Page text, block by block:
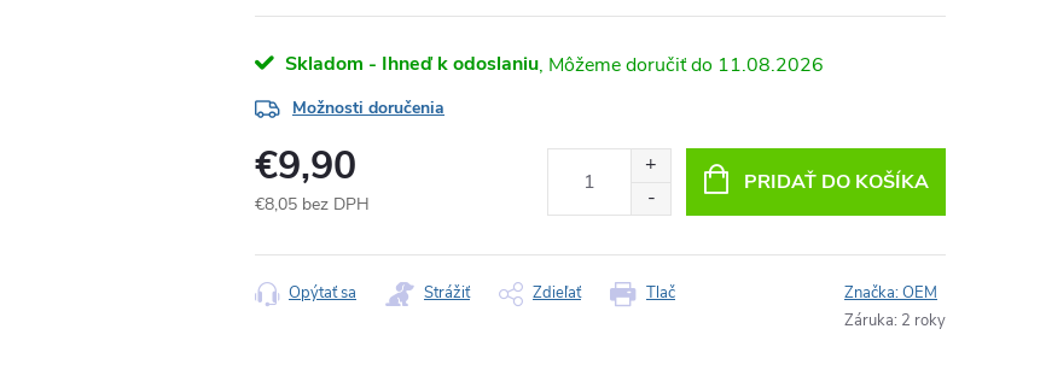
Skladom - Ihneď k odoslaniu 11.08.2026
Možnosti doručenia
€9,90
€8,05 bez DPH
cena:
PRIDAŤ DO KOŠÍKA
Tlač
Opýtať sa Strážiť Zdieľať Značka:OEM
Záruka: 2 roky